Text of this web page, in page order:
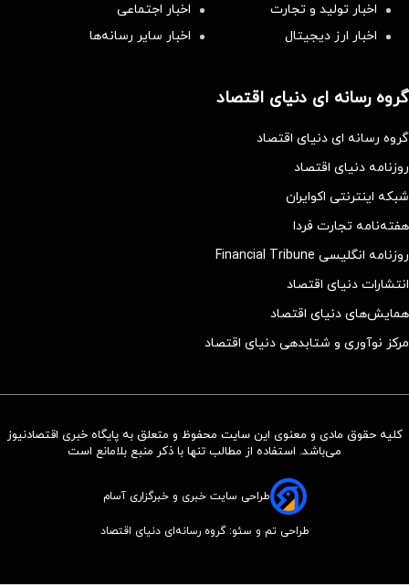
اخبار تولید و تجارت
اخبار اجتماعی
اخبار ارز دیجیتال
اخبار سایر رسانه‌‌ها
گروه رسانه ای دنیای اقتصاد
گروه رسانه ای دنیای اقتصاد
روزنامه دنیای اقتصاد
شبکه اینترنتی اکوایران
هفته‌نامه تجارت فردا
روزنامه انگلیسی Financial Tribune
انتشارات دنیای اقتصاد
همایش‌های دنیای اقتصاد
مرکز نوآوری و شتابدهی دنیای اقتصاد
کلیه حقوق مادی و معنوی این سایت محفوظ و متعلق به پایگاه خبری اقتصادنیوز
می‌باشد. استفاده از مطالب تنها با ذکر منبع بلامانع است
طراحی سایت خبری و خبرگزاری آسام
طراحی تم و سئو: گروه رسانه‌ای دنیای اقتصاد